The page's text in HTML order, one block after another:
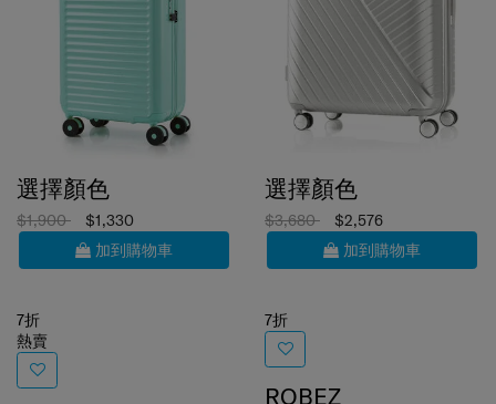
選擇顏色
$1,900
$1,330
加到購物車
7折
熱賣
選擇顏色
$3,680
$2,576
加到購物車
7折
ROBEZ